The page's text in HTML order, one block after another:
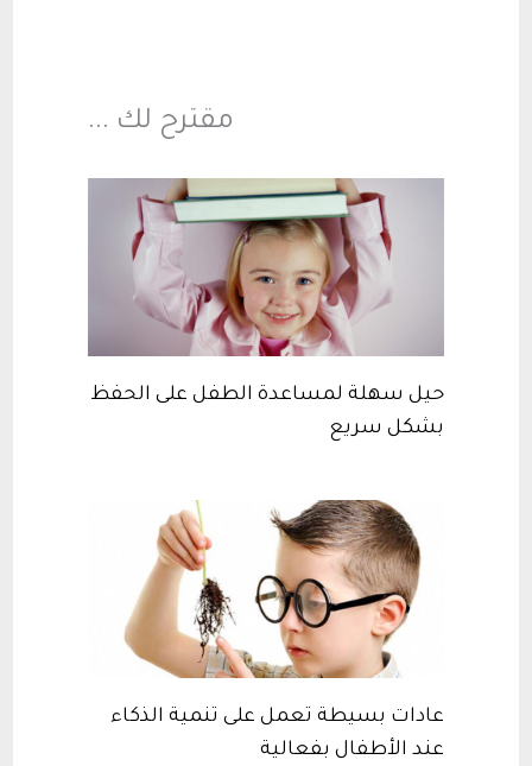
مقترح لك ...
حيل سهلة لمساعدة الطفل على الحفظ
بشكل سريع
عادات بسيطة تعمل على تنمية الذكاء
عند الأطفال بفعالية